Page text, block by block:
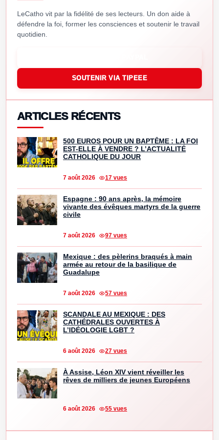
LeCatho vit par la fidélité de ses lecteurs. Un don aide à
défendre la foi, former les consciences et soutenir le travail
quotidien.
SOUTENIR VIA TIPEEE
ARTICLES RÉCENTS
500 EUROS POUR UN BAPTÊME : LA FOI
EST-ELLE À VENDRE ? L’ACTUALITÉ
CATHOLIQUE DU JOUR
7 août 2026 17 vues
Espagne : 90 ans après, la mémoire
vivante des évêques martyrs de la guerre
civile
7 août 2026 97 vues
Mexique : des pèlerins braqués à main
armée au retour de la basilique de
Guadalupe
7 août 2026 57 vues
SCANDALE AU MEXIQUE : DES
CATHÉDRALES OUVERTES À
L’IDÉOLOGIE LGBT ?
6 août 2026 27 vues
À Assise, Léon XIV vient réveiller les
rêves de milliers de jeunes Européens
6 août 2026 55 vues